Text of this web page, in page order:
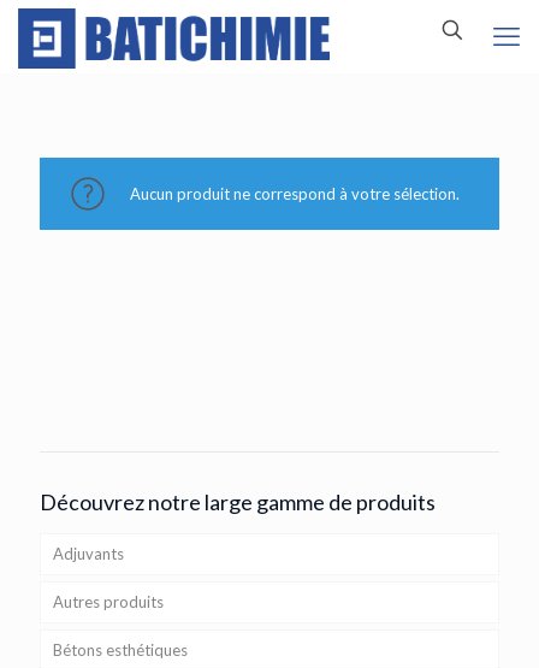
Aucun produit ne correspond à votre sélection.
Découvrez notre large gamme de produits
Adjuvants
Autres produits
Bétons esthétiques